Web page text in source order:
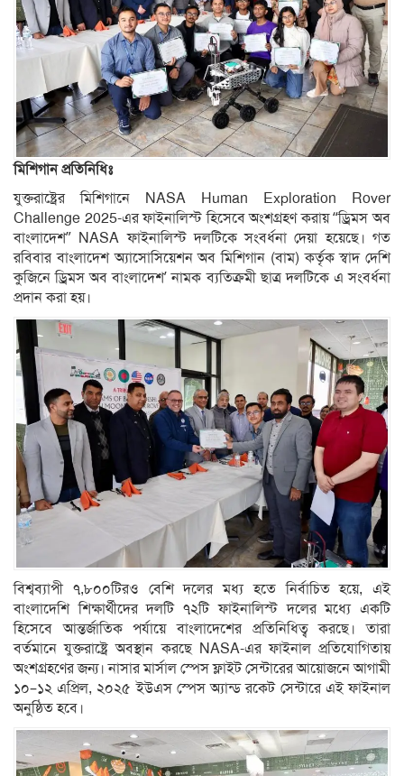
মিশিগান প্রতিনিধিঃ
যুক্তরাষ্ট্রের মিশিগানে NASA Human Exploration Rover
Challenge 2025-এর ফাইনালিস্ট হিসেবে অংশগ্রহণ করায় “ড্রিমস অব
বাংলাদেশ” NASA ফাইনালিস্ট দলটিকে সংবর্ধনা দেয়া হয়েছে। গত
রবিবার বাংলাদেশ অ্যাসোসিয়েশন অব মিশিগান (বাম) কর্তৃক স্বাদ দেশি
কুজিনে ড্রিমস অব বাংলাদেশ’ নামক ব্যতিক্রমী ছাত্র দলটিকে এ সংবর্ধনা
প্রদান করা হয়।
বিশ্বব্যাপী ৭,৮০০টিরও বেশি দলের মধ্য হতে নির্বাচিত হয়ে, এই
বাংলাদেশি শিক্ষার্থীদের দলটি ৭২টি ফাইনালিস্ট দলের মধ্যে একটি
হিসেবে আন্তর্জাতিক পর্যায়ে বাংলাদেশের প্রতিনিধিত্ব করছে। তারা
বর্তমানে যুক্তরাষ্ট্রে অবস্থান করছে NASA-এর ফাইনাল প্রতিযোগিতায়
অংশগ্রহণের জন্য। নাসার মার্সাল স্পেস ফ্লাইট সেন্টারের আয়োজনে আগামী
১০–১২ এপ্রিল, ২০২৫ ইউএস স্পেস অ্যান্ড রকেট সেন্টারে এই ফাইনাল
অনুষ্ঠিত হবে।